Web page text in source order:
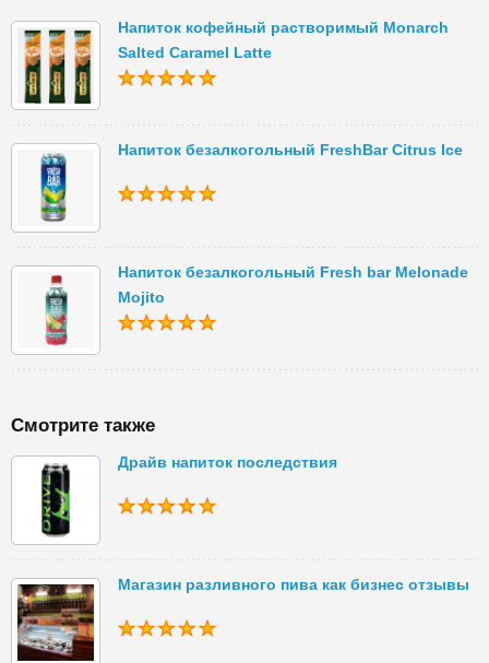
Напиток кофейный растворимый Monarch
Salted Caramel Latte
Напиток безалкогольный FreshBar Сitrus Ice
Напиток безалкогольный Fresh bar Melonade
Mojito
Смотрите также
Драйв напиток последствия
Магазин разливного пива как бизнес отзывы